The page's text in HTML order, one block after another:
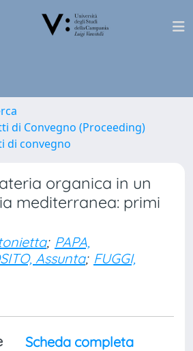
di Convegno (Proceeding)
di convegno
organica in un
mediterranea: primi
; PAPA,
Assunta; FUGGI,
Scheda completa